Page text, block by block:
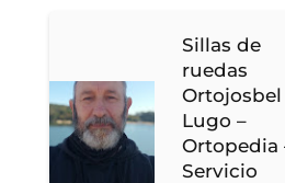
Sillas de
ruedas
Ortojosbel
Lugo –
Ortopedia
Servicio